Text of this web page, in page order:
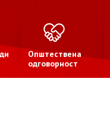
Општествена
одговорност